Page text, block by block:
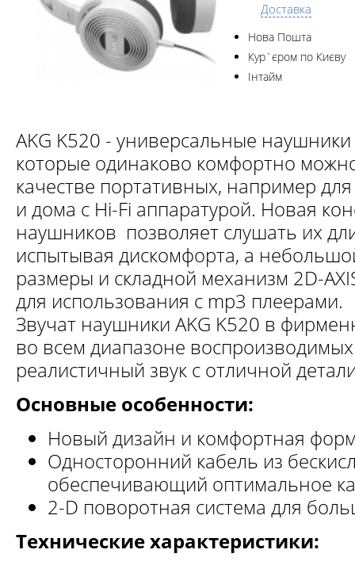
Доставка
Нова Пошта
Кур`єром по Києву
Інтайм
AKG K520 - универсальные наушники
которые одинаково комфортно
качестве портативных, например
и дома с Hi-Fi аппаратурой. Новая
наушников позволяет слушать их
испытывая дискомфорта, а
размеры и складной механизм 2D-
для использования с mp3 плеерами.
Звучат наушники AKG K520 в
во всем диапазоне
реалистичный звук с отличной
Основные особенности:
Новый дизайн и комфортная
Односторонний кабель из
обеспечивающий оптимальное
2-D поворотная система для
Технические характеристики: